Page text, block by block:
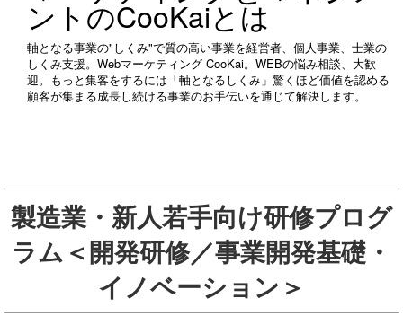
ントのCooKaiとは
軸となる事業の"しくみ"で質の高い事業を経営者、個人事業、士業の
しくみ支援。Webマーケティング CooKai。WEBの悩み相談、大歓
迎。もっと集客をするには「軸となるしくみ」驚くほど価値を認める
顧客が集まる成長し続ける事業のお手伝いを通じて解決します。
製造業・新人若手向け研修プログ
ラム＜開発研修／事業開発基礎・
イノベーション＞